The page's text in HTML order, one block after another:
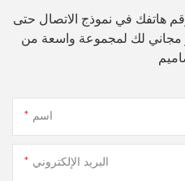
هاتفك في نموذج الاتصال حتى
لك لمجموعة واسعة من
اسم
البريد الإلكتروني